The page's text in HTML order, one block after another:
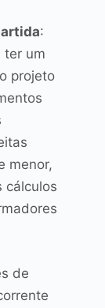
:
ter um
projeto
menor,
cálculos
de